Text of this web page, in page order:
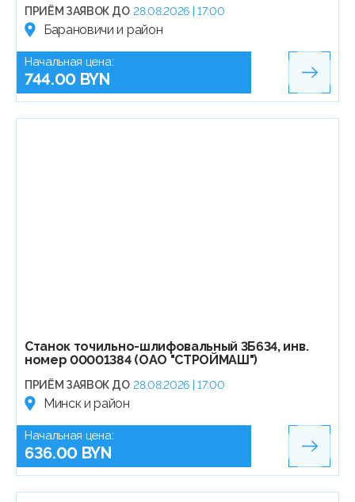
ПРИЁМ ЗАЯВОК ДО 28.08.2026 | 17:00
Барановичи и район
Начальная цена:
744.00 BYN
Станок точильно-шлифовальный 3Б634, инв.
номер 00001384 (ОАО "СТРОЙМАШ")
ПРИЁМ ЗАЯВОК ДО 28.08.2026 | 17:00
Минск и район
Начальная цена:
636.00 BYN